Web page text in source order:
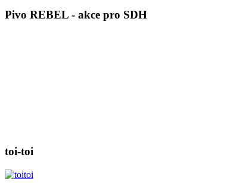
Pivo REBEL - akce pro SDH
toi-toi